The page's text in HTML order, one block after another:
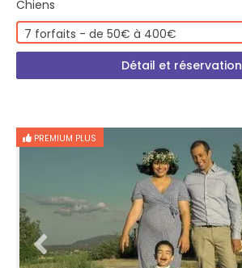
Chiens
7 forfaits - de 50€ à 400€
Détail et réservation
PREMIUM PLUS